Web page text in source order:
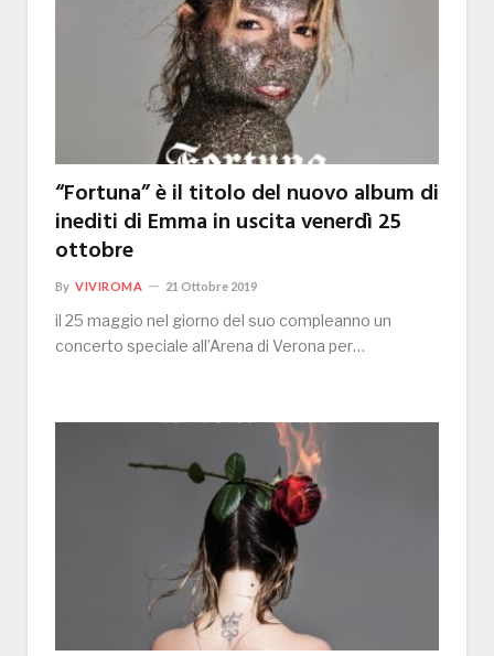
“Fortuna” è il titolo del nuovo album di
inediti di Emma in uscita venerdì 25
ottobre
By VIVIROMA 21 Ottobre 2019
il 25 maggio nel giorno del suo compleanno un
concerto speciale all’Arena di Verona per…